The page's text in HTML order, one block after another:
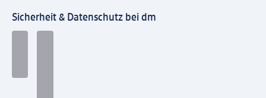
Sicherheit & Datenschutz bei dm